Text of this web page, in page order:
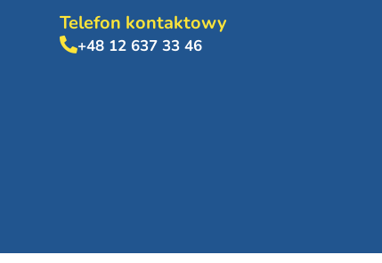
Telefon kontaktowy
+48 12 637 33 46